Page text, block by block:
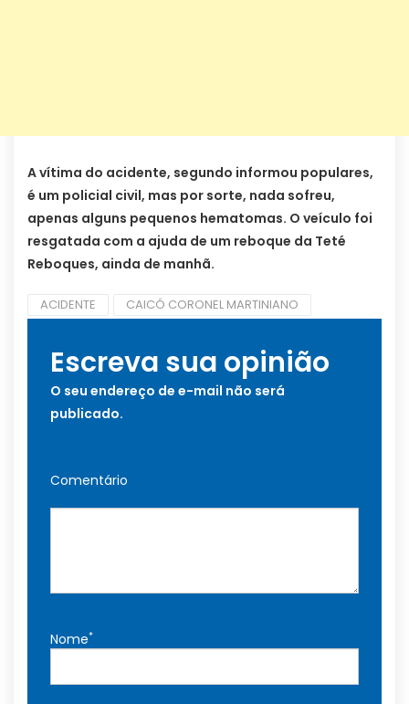
A vítima do acidente, segundo informou populares,
é um policial civil, mas por sorte, nada sofreu,
apenas alguns pequenos hematomas. O veículo foi
resgatada com a ajuda de um reboque da Teté
Reboques, ainda de manhã.
ACIDENTE CAICÓ CORONEL MARTINIANO
Escreva sua opinião
O seu endereço de e-mail não será
publicado.
Comentário
Nome*